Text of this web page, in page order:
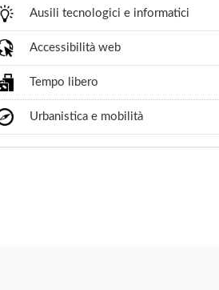
Ausili tecnologici e informatici
Accessibilità web
Tempo libero
Urbanistica e mobilità